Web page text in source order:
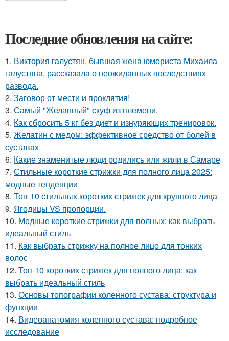
Последние обновления на сайте:
1. Виктория галустян, бывшая жена юмориста Михаила
галустяна, рассказала о неожиданных последствиях
развода.
2. Заговор от мести и проклятия!
3. Самый "Желанный" скуф из племени.
4. Как сбросить 5 кг без диет и изнуряющих тренировок.
5. Желатин с медом: эффективное средство от болей в
суставах
6. Какие знаменитые люди родились или жили в Самаре
7. Стильные короткие стрижки для полного лица 2025:
модные тенденции
8. Топ-10 стильных коротких стрижек для крупного лица
9. Ягодицы VS пропорции.
10. Модные короткие стрижки для полных: как выбрать
идеальный стиль
11. Как выбрать стрижку на полное лицо для тонких
волос
12. Топ-10 коротких стрижек для полного лица: как
выбрать идеальный стиль
13. Основы топографии коленного сустава: структура и
функции
14. Видеоанатомия коленного сустава: подробное
исследование